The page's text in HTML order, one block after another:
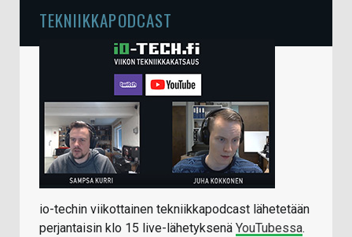
TEKNIIKKAPODCAST
io-techin viikottainen tekniikkapodcast lähetetään
perjantaisin klo 15 live-lähetyksenä YouTubessa.